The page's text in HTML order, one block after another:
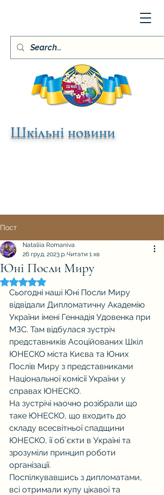
Шкільні новини
Пост
Юні Посли Миру
Nataliia Romaniva
26 груд. 2023 р.Читати 1 хв
Оцінка: NaN з 5 зірок.
Сьогодні наші Юні Посли Миру
відвідали Дипломатичну Академію
України імені Геннадія Удовенка при
МЗС. Там відбулася зустріч
представників Асоційованих Шкіл
ЮНЕСКО міста Києва та Юних
Послів Миру з представниками
Національної комісії України у
справах ЮНЕСКО.
На зустрічі наочно розібрали що
таке ЮНЕСКО, що входить до
складу всесвітньої спадщини
ЮНЕСКО, її обʼєкти в Україні та
зрозуміли принцип роботи
організації.
Поспілкувавшись з дипломатами,
всі отримали купу цікавої та